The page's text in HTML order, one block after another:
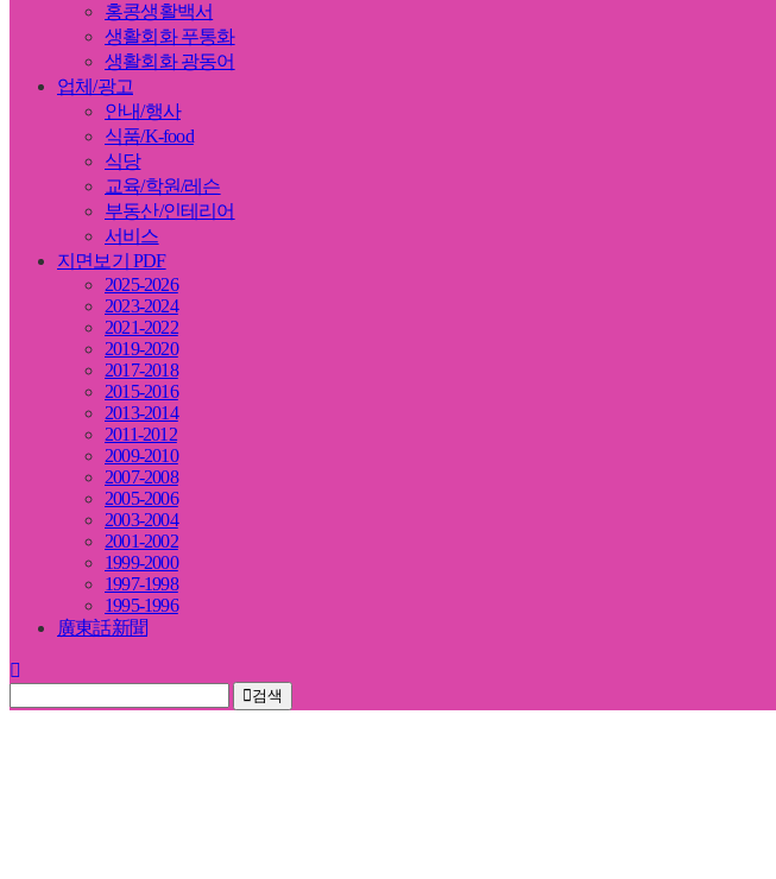
홍콩생활백서
생활회화 푸통화
생활회화 광동어
업체/광고
안내/행사
식품/K-food
식당
교육/학원/레슨
부동산/인테리어
서비스
지면보기 PDF
2025-2026
2023-2024
2021-2022
2019-2020
2017-2018
2015-2016
2013-2014
2011-2012
2009-2010
2007-2008
2005-2006
2003-2004
2001-2002
1999-2000
1997-1998
1995-1996
廣東話新聞
검색